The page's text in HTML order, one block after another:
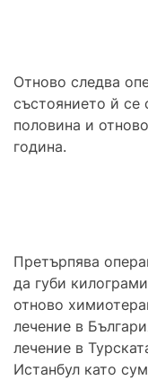
Отново следва
състоянието й се
половина и
година.
Претърпява
да губи
отново
лечение в
лечение в
Истанбул като